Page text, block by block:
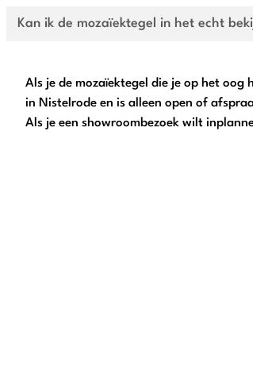
Kan ik de mozaïektegel in het echt
Als je de mozaïektegel die je op het
in Nistelrode en is alleen open of
Als je een showroombezoek wilt